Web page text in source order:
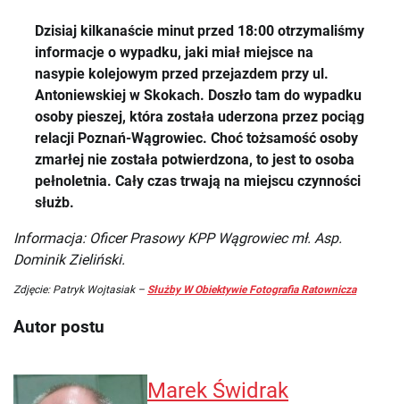
Dzisiaj kilkanaście minut przed 18:00 otrzymaliśmy
informacje o wypadku, jaki miał miejsce na
nasypie kolejowym przed przejazdem przy ul.
Antoniewskiej w Skokach. Doszło tam do wypadku
osoby pieszej, która została uderzona przez pociąg
relacji Poznań-Wągrowiec. Choć tożsamość osoby
zmarłej nie została potwierdzona, to jest to osoba
pełnoletnia. Cały czas trwają na miejscu czynności
służb.
Informacja: Oficer Prasowy KPP Wągrowiec mł. Asp.
Dominik Zieliński.
Zdjęcie: Patryk Wojtasiak – Służby W Obiektywie Fotografia Ratownicza
Autor postu
Marek Świdrak